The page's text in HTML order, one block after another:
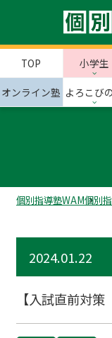
TOP 小学生
オンライン塾 よろこび
個別指導塾WAM個別
2024.01.22
【入試直前対